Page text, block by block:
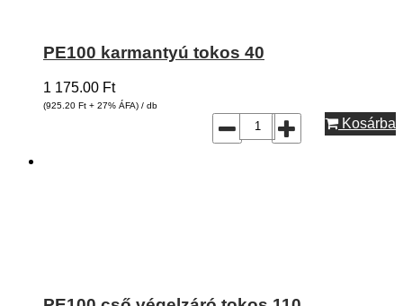
PE100 karmantyú tokos 40
1 175.00 Ft
(925.20 Ft + 27% ÁFA) / db
Kosárba